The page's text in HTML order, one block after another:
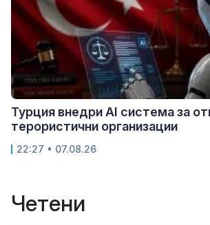
Турция внедри AI система за
терористични организации
22:27 • 07.08.26
Четени